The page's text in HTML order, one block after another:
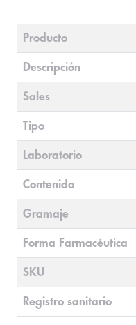
Producto
Descripción
Sales
Tipo
Laboratorio
Contenido
Gramaje
Forma Farmacéutica
SKU
Registro sanitario